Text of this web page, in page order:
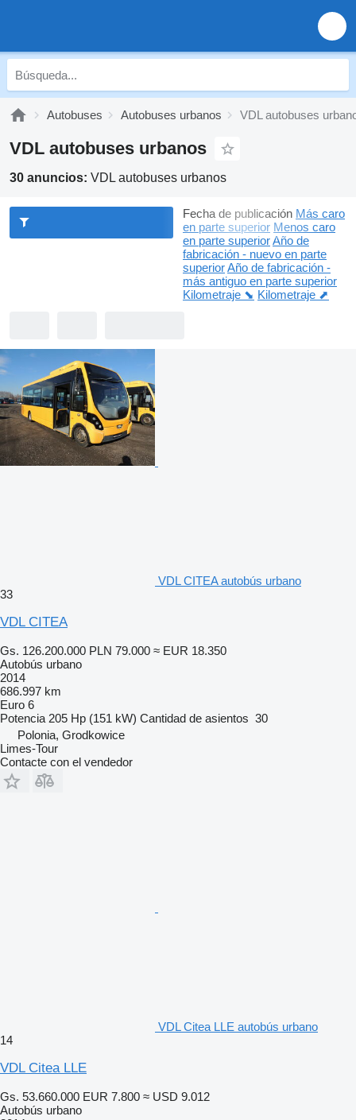
Autobuses Autobuses urbanos VDL autobuses
VDL autobuses urbanos
30 anuncios: VDL autobuses urbanos
Fecha de publicación Más caro
en parte superior Menos caro
en parte superiorAño de
fabricación - nuevo en parte
superiorAño de fabricación -
más antiguo en parte superior
Kilometraje ⬊ Kilometraje ⬈
VDL CITEA autobús urbano
33
VDL CITEA
Gs. 126.200.000 PLN 79.000 ≈ EUR 18.350
Autobús urbano
2014
686.997 km
Euro 6
Potencia 205 Hp (151 kW) Cantidad de asientos 30
Polonia, Grodkowice
Limes-Tour
Contacte con el vendedor
VDL Citea LLE autobús urbano
14
VDL Citea LLE
Gs. 53.660.000 EUR 7.800 ≈ USD 9.012
Autobús urbano